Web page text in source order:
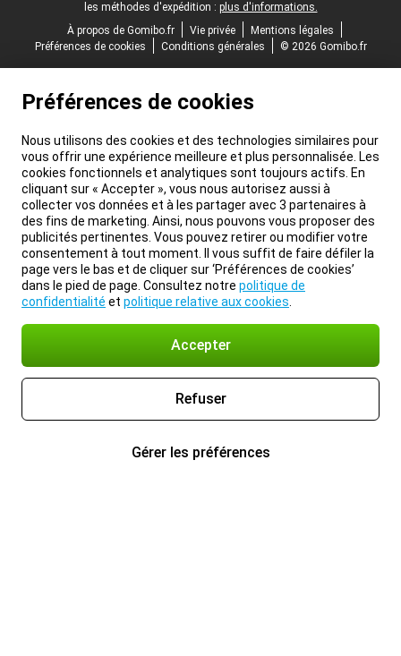
les méthodes d'expédition : plus d'informations.
À propos de Gomibo.fr
Vie privée
Mentions légales
Préférences de cookies
Conditions générales © 2026 Gomibo.fr
Préférences de cookies
Nous utilisons des cookies et des technologies similaires pour
vous offrir une expérience meilleure et plus personnalisée. Les
cookies fonctionnels et analytiques sont toujours actifs. En
cliquant sur « Accepter », vous nous autorisez aussi à
collecter vos données et à les partager avec 3 partenaires à
des fins de marketing. Ainsi, nous pouvons vous proposer des
publicités pertinentes. Vous pouvez retirer ou modifier votre
consentement à tout moment. Il vous suffit de faire défiler la
page vers le bas et de cliquer sur ‘Préférences de cookies’
dans le pied de page. Consultez notre politique de
confidentialité et politique relative aux cookies
Accepter
Refuser
Gérer les préférences